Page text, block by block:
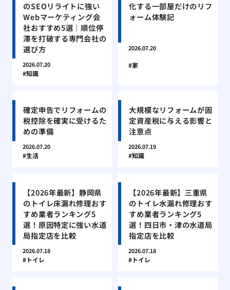
のSEOリライトに強い
Webマーケティング会
社おすすめ5選｜順位停
滞を打破する専門会社の
選び方
2026.07.20
知識
化する一部屋だけのリフ
ォーム体験記
2026.07.20
家
確定申告でリフォームの
税控除を確実に受けるた
めの準備
2026.07.20
生活
大規模なリフォームが固
定資産税に与える影響と
注意点
2026.07.19
知識
【2026年最新】静岡県
のトイレ床漏れ修理おす
すめ業者ランキング5
選！原因特定に強い水道
局指定店を比較
2026.07.18
トイレ
【2026年最新】三重県
のトイレ水漏れ修理おす
すめ業者ランキング5
選！四日市・津の水道局
指定店を比較
2026.07.18
トイレ